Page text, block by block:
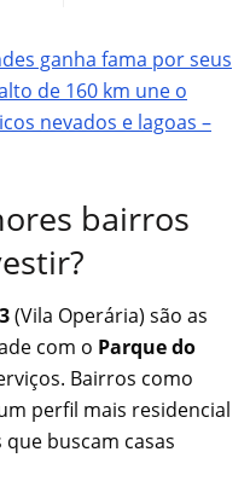
ganha fama por seus
de 160 km une o
nevados e lagoas –
bairros
(Vila Operária) são as
com o Parque do
Bairros como
perfil mais residencial
buscam casas